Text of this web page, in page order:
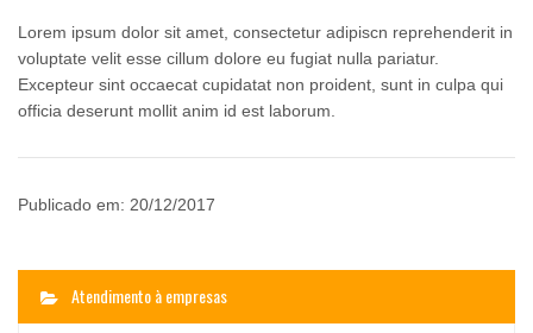
Lorem ipsum dolor sit amet, consectetur adipiscn reprehenderit in
voluptate velit esse cillum dolore eu fugiat nulla pariatur.
Excepteur sint occaecat cupidatat non proident, sunt in culpa qui
officia deserunt mollit anim id est laborum.
Publicado em: 20/12/2017
Atendimento à empresas